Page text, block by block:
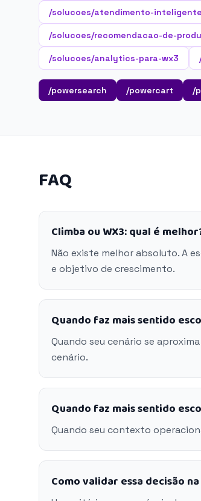
/solucoes/atendimento-
/solucoes/recomendacao-de-
/solucoes/analytics-para-wx3
/powersearch /powercart /
FAQ
Climba ou WX3: qual é
Não existe melhor absoluto. A
e objetivo de crescimento.
Quando faz mais sentido
Quando seu cenário se
cenário.
Quando faz mais sentido
Quando seu contexto
Como validar essa decisão